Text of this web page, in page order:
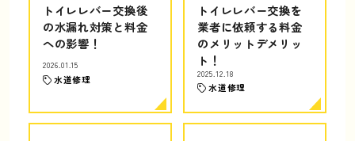
トイレレバー交換後
の水漏れ対策と料金
への影響！
2026.01.15
水道修理
トイレレバー交換を
業者に依頼する料金
のメリットデメリッ
ト！
2025.12.18
水道修理